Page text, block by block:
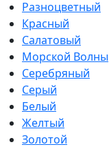
Разноцветный
Красный
Салатовый
Морской Волны
Серебряный
Серый
Белый
Желтый
Золотой